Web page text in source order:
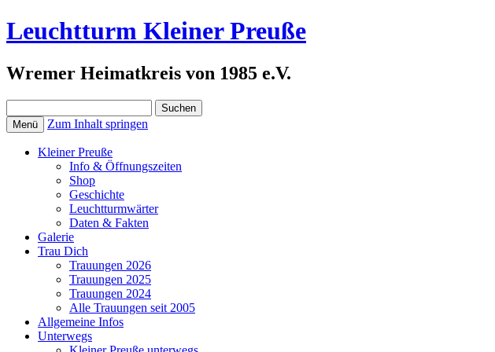
Leuchtturm Kleiner Preuße
Wremer Heimatkreis von 1985 e.V.
nach:
Menü Zum Inhalt springen
Kleiner Preuße
Info & Öffnungszeiten
Shop
Geschichte
Leuchtturmwärter
Daten & Fakten
Galerie
Trau Dich
Trauungen 2026
Trauungen 2025
Trauungen 2024
Alle Trauungen seit 2005
Allgemeine Infos
Unterwegs